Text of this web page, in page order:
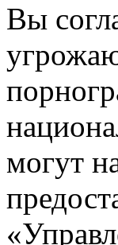
Вы
могут